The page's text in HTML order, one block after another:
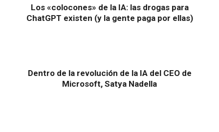
Los «colocones» de la IA: las drogas para
ChatGPT existen (y la gente paga por ellas)
Dentro de la revolución de la IA del CEO de
Microsoft, Satya Nadella